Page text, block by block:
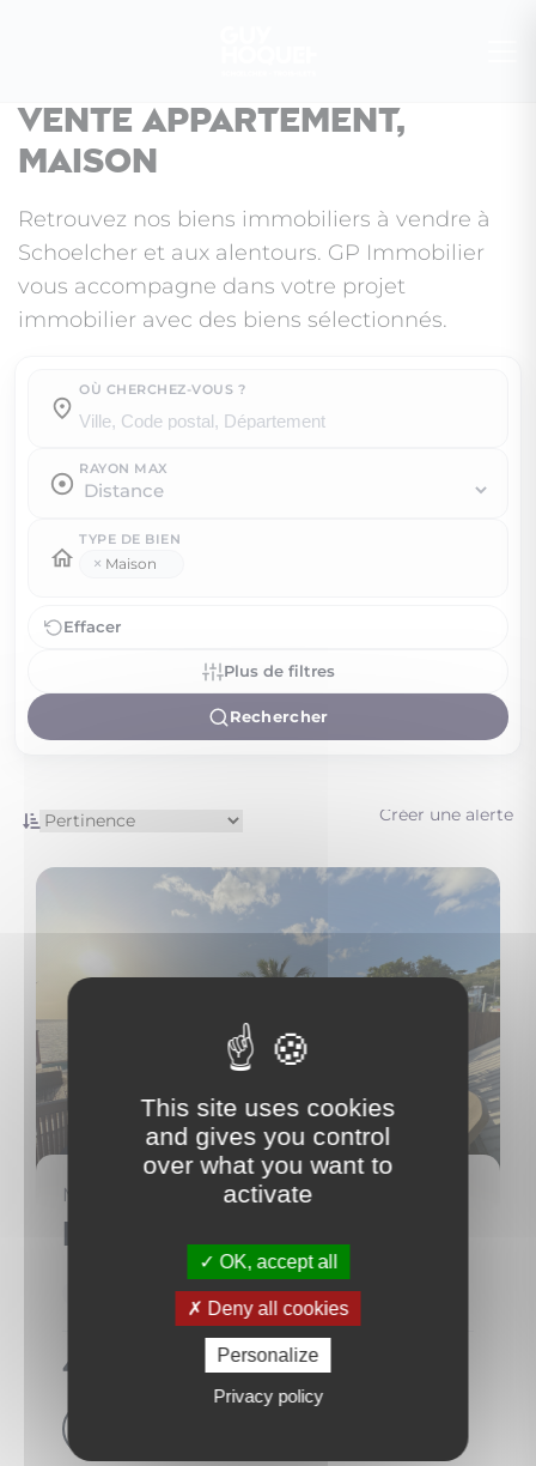
Vente appartement,
maison
Retrouvez nos biens immobiliers à vendre à
Schoelcher et aux alentours. GP Immobilier
vous accompagne dans votre projet
immobilier avec des biens sélectionnés.
OÙ CHERCHEZ-VOUS ?
RAYON MAX
TYPE DE BIEN
× Maison
Effacer
Plus de filtres
Rechercher
Créer une alerte
MAISON
5 Pièce(s) 4 Chambre(s)
495 000 €
This site uses cookies
and gives you control
over what you want to
activate
OK, accept all
Deny all cookies
Personalize
Privacy policy